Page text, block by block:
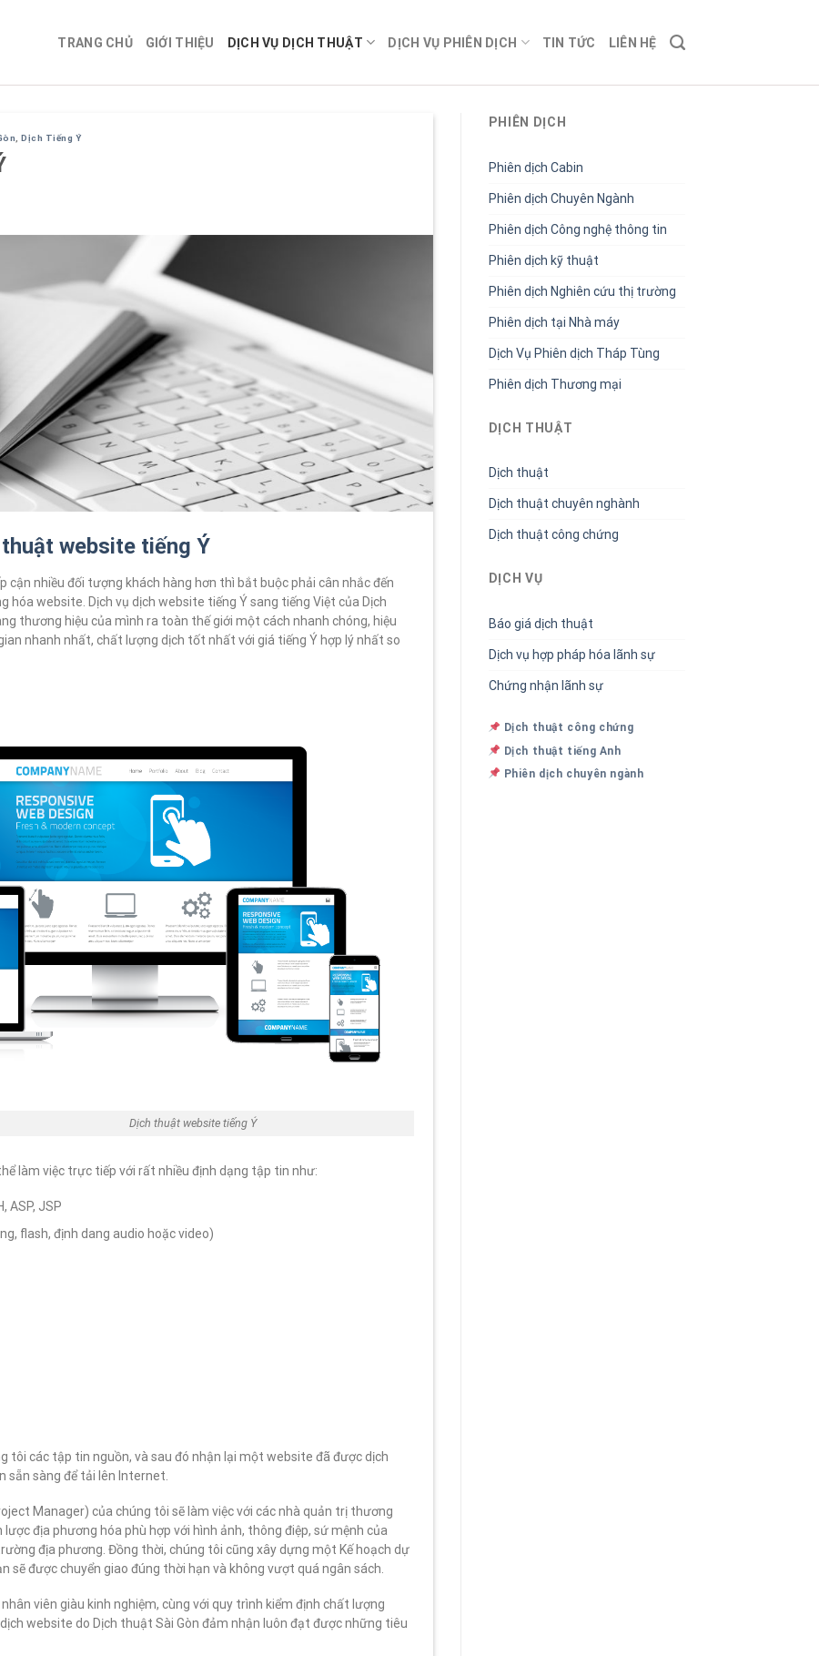
TRANG CHỦ GIỚI THIỆU DỊCH VỤ DỊCH THUẬT DỊCH VỤ PHIÊN DỊCH TIN TỨC LIÊN HỆ
,Dịch Tiếng Ý
website tiếng Ý
nhiều đối tượng khách hàng hơn thì bắt buộc phải cân nhắc đến
hóa website. Dịch vụ dịch website tiếng Ý sang tiếng Việt của Dịch
thương hiệu của mình ra toàn thế giới một cách nhanh chóng, hiệu
nhanh nhất, chất lượng dịch tốt nhất với giá tiếng Ý hợp lý nhất so
website tiếng Ý
làm việc trực tiếp với rất nhiều định dạng tập tin như:
ASP, JSP
flash, định dang audio hoặc video)
tôi các tập tin nguồn, và sau đó nhận lại một website đã được dịch
sàng để tải lên Internet.
Manager) của chúng tôi sẽ làm việc với các nhà quản trị thương
địa phương hóa phù hợp với hình ảnh, thông điệp, sứ mệnh của
địa phương. Đồng thời, chúng tôi cũng xây dựng một Kế hoạch dự
sẽ được chuyển giao đúng thời hạn và không vượt quá ngân sách.
viên giàu kinh nghiệm, cùng với quy trình kiểm định chất lượng
website do Dịch thuật Sài Gòn đảm nhận luôn đạt được những tiêu
PHIÊN DỊCH
Phiên dịch Cabin
Phiên dịch Chuyên Ngành
Phiên dịch Công nghệ thông tin
Phiên dịch kỹ thuật
Phiên dịch Nghiên cứu thị trường
Phiên dịch tại Nhà máy
Dịch Vụ Phiên dịch Tháp Tùng
Phiên dịch Thương mại
DỊCH THUẬT
Dịch thuật
Dịch thuật chuyên nghành
Dịch thuật công chứng
DỊCH VỤ
Báo giá dịch thuật
Dịch vụ hợp pháp hóa lãnh sự
Chứng nhận lãnh sự
Dịch thuật công chứng
Dịch thuật tiếng Anh
Phiên dịch chuyên ngành